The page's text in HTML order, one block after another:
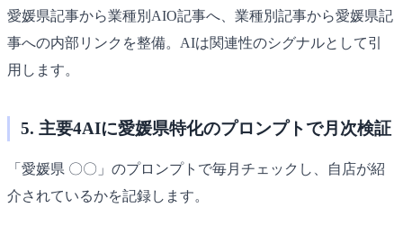
愛媛県記事から業種別AIO記事へ、業種別記事から愛媛県記
事への内部リンクを整備。AIは関連性のシグナルとして引
用します。
5. 主要4AIに愛媛県特化のプロンプトで月次検証
「愛媛県 〇〇」のプロンプトで毎月チェックし、自店が紹
介されているかを記録します。